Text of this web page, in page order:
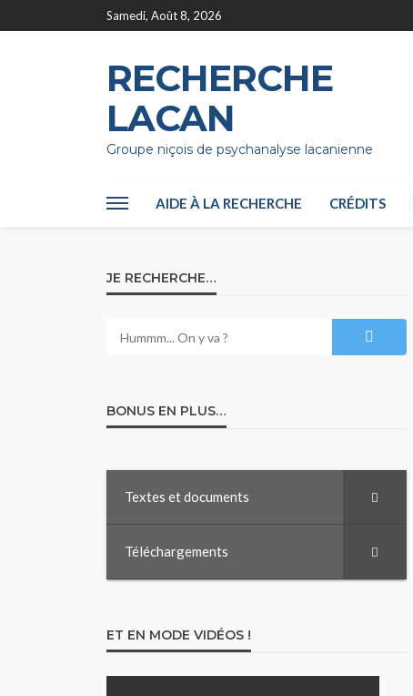
Samedi, Août 8, 2026
RECHERCHE
LACAN
Groupe niçois de psychanalyse lacanienne
AIDE À LA RECHERCHE CRÉDITS
JE RECHERCHE…
BONUS EN PLUS…
Textes et documents
Téléchargements
ET EN MODE VIDÉOS !